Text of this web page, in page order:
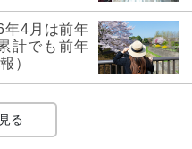
年4月は前年
計でも前年
）
る